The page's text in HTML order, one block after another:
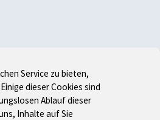
Service zu bieten,
dieser Cookies sind
Ablauf dieser
Inhalte auf Sie